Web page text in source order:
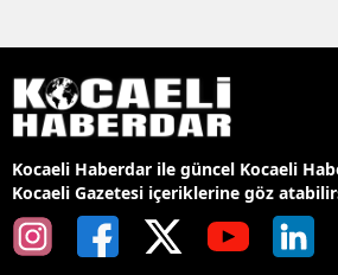
Kocaeli Haberdar ile güncel Kocaeli
Kocaeli Gazetesi içeriklerine göz